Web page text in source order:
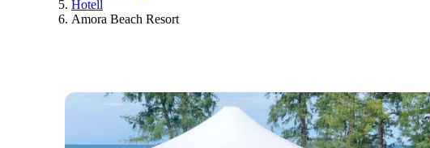
Hotell
Amora Beach Resort